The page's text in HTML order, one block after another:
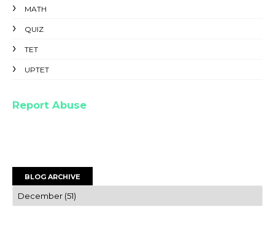
MATH
QUIZ
TET
UPTET
Report Abuse
BLOG ARCHIVE